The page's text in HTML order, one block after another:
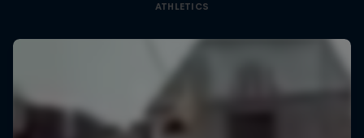
ATHLETICS